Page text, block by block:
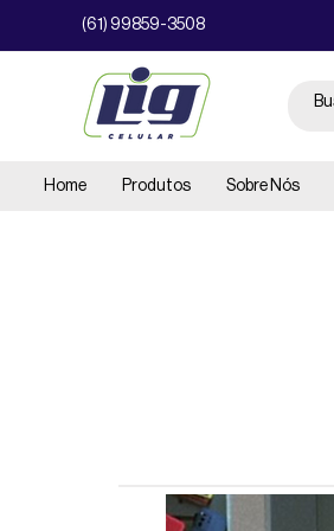
(61) 99859-3508
Home Produtos Sobre Nós